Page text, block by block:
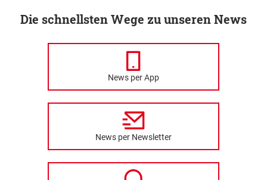
Die schnellsten Wege zu unseren News
News per App
News per Newsletter